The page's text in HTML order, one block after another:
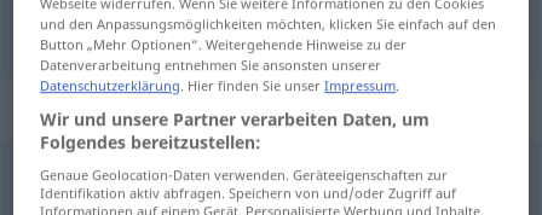
denen → siehe „die“
Beispielsätze für "denen"
wirmüssendenenzeigen, dass wir keine Betschwestern sind!
und den Anpassungsmöglichkeiten möchten, klicken Sie einfach auf den
Button „Mehr Optionen“. Weitergehende Hinweise zu der
Datenverarbeitung entnehmen Sie ansonsten unserer
Datenschutzerklärung. Hier finden Sie unserImpressum.
Wir und unsere Partner verarbeiten Daten, um
Folgendes bereitzustellen:
Genaue Geolocation-Daten verwenden. Geräteeigenschaften zur
Identifikation aktiv abfragen. Speichern von und/oder Zugriff auf
Informationen auf einem Gerät. Personalisierte Werbung und Inhalte,